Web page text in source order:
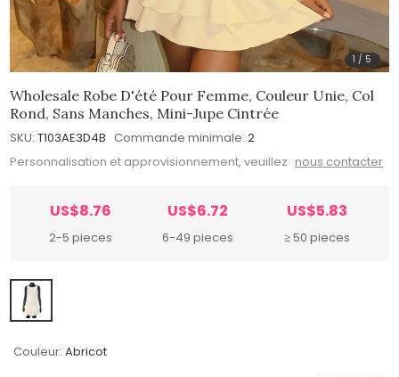
1 / 5
Wholesale Robe D'été Pour Femme, Couleur Unie, Col
Rond, Sans Manches, Mini-Jupe Cintrée
SKU: T103AE3D4B Commande minimale: 2
Personnalisation et approvisionnement, veuillez nous contacter
US$8.76
2-5 pieces
US$6.72
6-49 pieces
US$5.83
≥ 50 pieces
Couleur: Abricot